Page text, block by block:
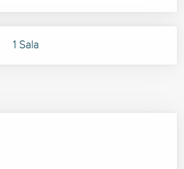
1 Sala